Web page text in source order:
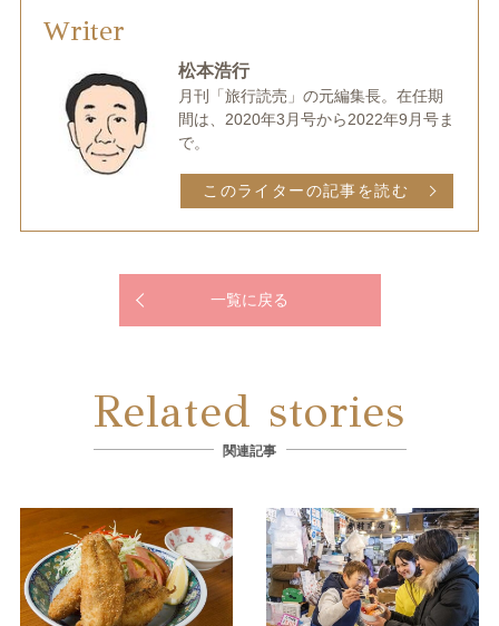
Writer
松本浩行
月刊「旅行読売」の元編集長。在任期
間は、2020年3月号から2022年9月号ま
で。
このライターの記事を読む
一覧に戻る
Related stories
関連記事